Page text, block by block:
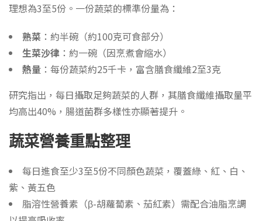
理想為3至5份。一份蔬菜的標準份量為：
熟菜 ：約半碗（約100克可食部分）
生菜沙律 ：約一碗（因烹煮會縮水）
熱量 ：每份蔬菜約25千卡，富含膳食纖維2至3克
研究指出，每日攝取足夠蔬菜的人群，其膳食纖維攝取量平
均高出40%，腸道菌群多樣性亦顯著提升。
蔬菜營養重點整理
每日進食至少3至5份不同顏色蔬菜，覆蓋綠、紅、白、
紫、黃五色
脂溶性營養素（β-胡蘿蔔素、茄紅素）需配合油脂烹調